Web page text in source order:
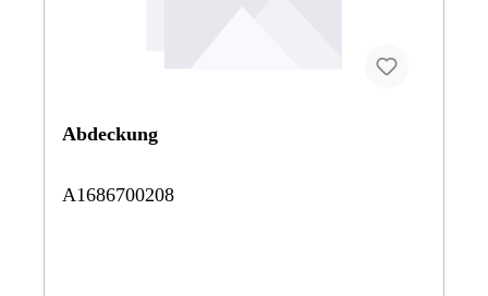
Abdeckung
A1686700208